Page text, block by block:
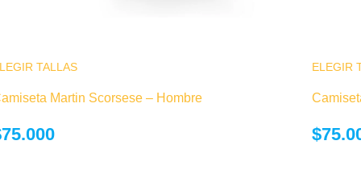
TALLASEste producto tiene múltiples variantes. Las
producto
Martin Scorsese – Hombre
75.000
ELEGIR
$